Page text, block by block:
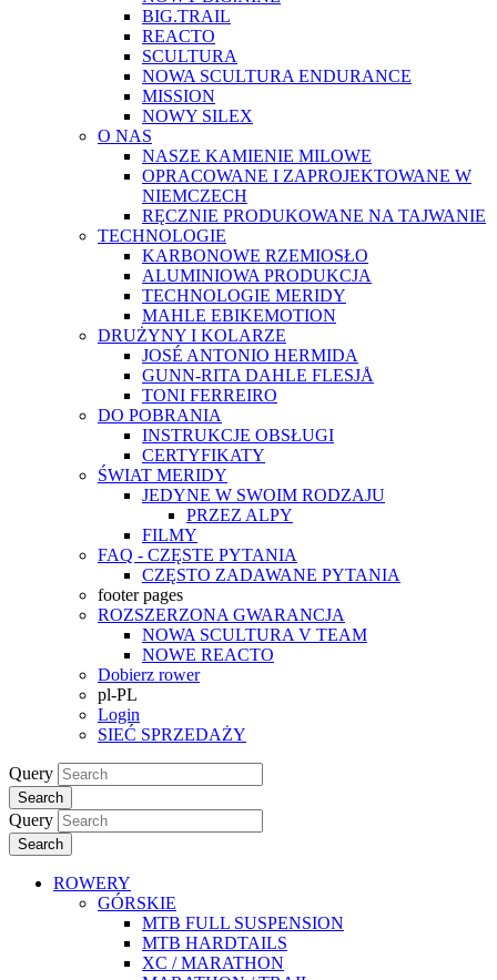
BIG.TRAIL
REACTO
SCULTURA
NOWA SCULTURA ENDURANCE
MISSION
NOWY SILEX
O NAS
NASZE KAMIENIE MILOWE
OPRACOWANE I ZAPROJEKTOWANE W
NIEMCZECH
RĘCZNIE PRODUKOWANE NA TAJWANIE
TECHNOLOGIE
KARBONOWE RZEMIOSŁO
ALUMINIOWA PRODUKCJA
TECHNOLOGIE MERIDY
MAHLE EBIKEMOTION
DRUŻYNY I KOLARZE
JOSÉ ANTONIO HERMIDA
GUNN-RITA DAHLE FLESJÅ
TONI FERREIRO
DO POBRANIA
INSTRUKCJE OBSŁUGI
CERTYFIKATY
ŚWIAT MERIDY
JEDYNE W SWOIM RODZAJU
PRZEZ ALPY
FILMY
FAQ - CZĘSTE PYTANIA
CZĘSTO ZADAWANE PYTANIA
footer pages
ROZSZERZONA GWARANCJA
NOWA SCULTURA V TEAM
NOWE REACTO
Dobierz rower
pl-PL
Login
SIEĆ SPRZEDAŻY
Query
Search
Query
Search
ROWERY
GÓRSKIE
MTB FULL SUSPENSION
MTB HARDTAILS
XC / MARATHON